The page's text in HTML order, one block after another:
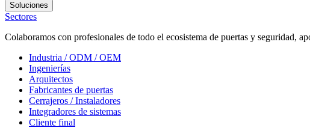
Soluciones
Sectores
Colaboramos con profesionales de todo el ecosistema de puertas y seguridad,
Industria / ODM / OEM
Ingenierías
Arquitectos
Fabricantes de puertas
Cerrajeros / Instaladores
Integradores de sistemas
Cliente final